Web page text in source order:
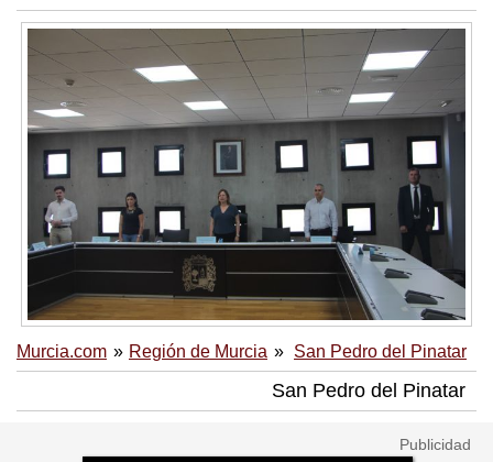
Murcia.com Región de Murcia San Pedro del Pinatar
San Pedro del Pinatar